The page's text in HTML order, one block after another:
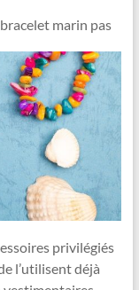
marin pas
privilégiés
l’utilisent déjà